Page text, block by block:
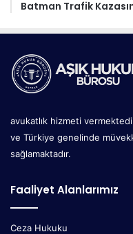
Batman Trafik
avukatlık hizmeti
ve Türkiye genelinde
sağlamaktadır.
Faaliyet Alanlarımız
Ceza Hukuku